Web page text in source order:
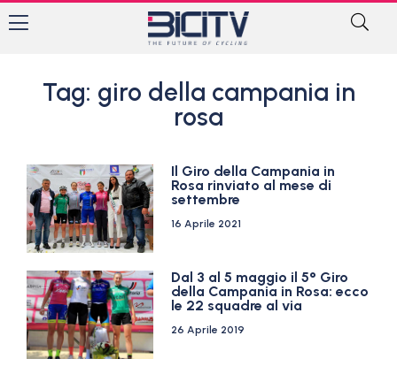
Tag: giro della campania in
rosa
Il Giro della Campania in
Rosa rinviato al mese di
settembre
16 Aprile 2021
Dal 3 al 5 maggio il 5° Giro
della Campania in Rosa: ecco
le 22 squadre al via
26 Aprile 2019